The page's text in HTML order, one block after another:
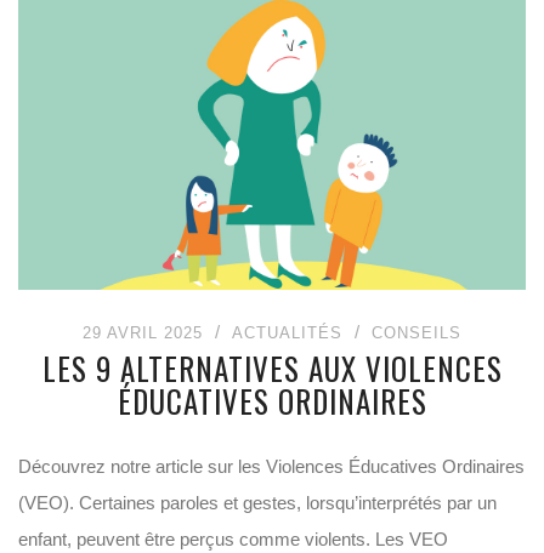
29 AVRIL 2025 ACTUALITÉS CONSEILS
LES 9 ALTERNATIVES AUX VIOLENCES
ÉDUCATIVES ORDINAIRES
Découvrez notre article sur les Violences Éducatives Ordinaires
(VEO). Certaines paroles et gestes, lorsqu’interprétés par un
enfant, peuvent être perçus comme violents. Les VEO